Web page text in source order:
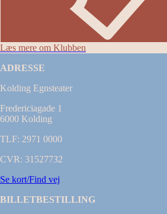
Læs mere om Klubben
ADRESSE
Kolding Egnsteater
Fredericiagade 1
6000 Kolding
TLF: 2971 0000
CVR: 31527732
Se kort/Find vej
BILLETBESTILLING